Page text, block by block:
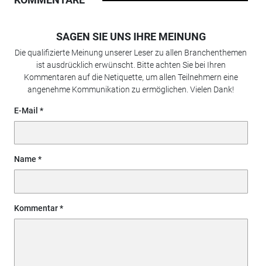
SAGEN SIE UNS IHRE MEINUNG
Die qualifizierte Meinung unserer Leser zu allen Branchenthemen
ist ausdrücklich erwünscht. Bitte achten Sie bei Ihren
Kommentaren auf die Netiquette, um allen Teilnehmern eine
angenehme Kommunikation zu ermöglichen. Vielen Dank!
E-Mail
Name
Kommentar